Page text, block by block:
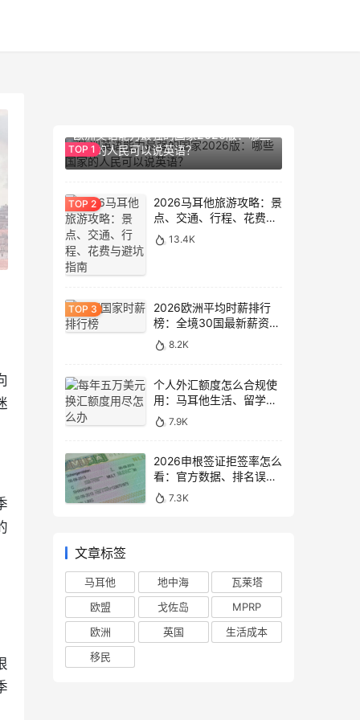
欧洲英语能力最强的国家2026版：哪些
国家的人民可以说英语？
2026马耳他旅游攻略：景
点、交通、行程、花费与
避坑指南
13.4K
2026欧洲平均时薪排行
榜：全境30国最新薪资数
据大盘点
8.2K
个人外汇额度怎么合规使
用：马耳他生活、留学与
移民场景说明
7.9K
2026申根签证拒签率怎么
看：官方数据、排名误区
和申请避坑
7.3K
文章标签
马耳他 地中海
瓦莱塔
欧盟
戈佐岛
MPRP
欧洲
英国
生活成本
移民